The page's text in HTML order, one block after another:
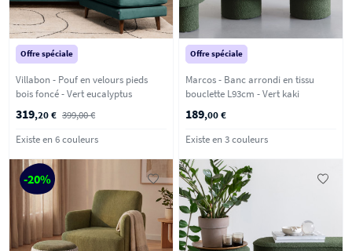
Offre spéciale
Villabon - Pouf en velours pieds
bois foncé - Vert eucalyptus
319,20 € 399,00 €
Existe en 6 couleurs
Offre spéciale
Marcos - Banc arrondi en tissu
bouclette L93cm - Vert kaki
189,00 €
Existe en 3 couleurs
-20%